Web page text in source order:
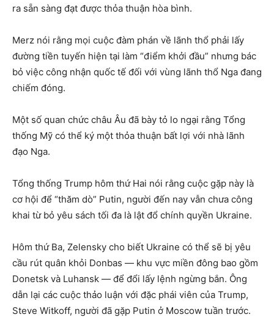
ra sẵn sàng đạt được thỏa thuận hòa bình.
Merz nói rằng mọi cuộc đàm phán về lãnh thổ phải lấy
đường tiền tuyến hiện tại làm “điểm khởi đầu” nhưng bác
bỏ việc công nhận quốc tế đối với vùng lãnh thổ Nga đang
chiếm đóng.
Một số quan chức châu Âu đã bày tỏ lo ngại rằng Tổng
thống Mỹ có thể ký một thỏa thuận bất lợi với nhà lãnh
đạo Nga.
Tổng thống Trump hôm thứ Hai nói rằng cuộc gặp này là
cơ hội để “thăm dò” Putin, người đến nay vẫn chưa công
khai từ bỏ yêu sách tối đa là lật đổ chính quyền Ukraine.
Hôm thứ Ba, Zelensky cho biết Ukraine có thể sẽ bị yêu
cầu rút quân khỏi Donbas — khu vực miền đông bao gồm
Donetsk và Luhansk — để đổi lấy lệnh ngừng bắn. Ông
dẫn lại các cuộc thảo luận với đặc phái viên của Trump,
Steve Witkoff, người đã gặp Putin ở Moscow tuần trước.